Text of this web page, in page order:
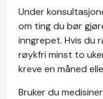
Under
om ting du bør
inngrepet. Hvis du
røykfri minst to
kreve en måned
Bruker du